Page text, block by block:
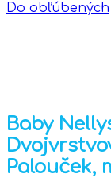
Do obľúbených
Baby
Palouček,